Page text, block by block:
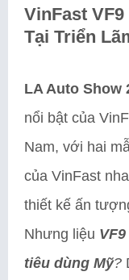
VinFast
Tại Triển
LA Auto Show
nổi bật của
Nam, với hai
của VinFast
thiết kế ấn
Nhưng liệu
tiêu dùng Mỹ?